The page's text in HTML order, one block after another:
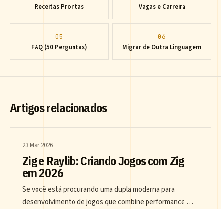
Receitas Prontas Vagas e Carreira
05
FAQ (50 Perguntas)
06
Migrar de Outra Linguagem
Artigos relacionados
23 Mar 2026
Zig e Raylib: Criando Jogos com Zig
em 2026
Se você está procurando uma dupla moderna para
desenvolvimento de jogos que combine performance …